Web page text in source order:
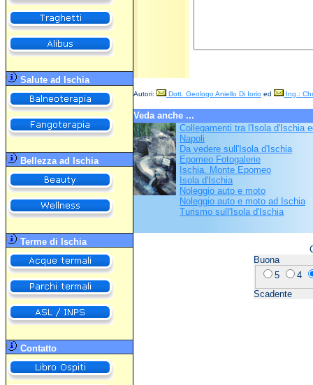
Salute ad Ischia
Bellezza ad Ischia
Terme di Ischia
Contatto
Autori: Dott. Geologo Aniello Di Iorio ed Ing.:
Veda anche ...
Collegamenti tra l'Isola d'Ischia
Napoli
Da vedere sull'Isola d'Ischia
Epomeo Fotogalerie
Ischia. Monte Epomeo
Isola d'Ischia
Noleggio auto e moto
Noleggio auto e moto ad Ischia
Turismo sull'Isola d'Ischia
Buona
5
4
Scadente